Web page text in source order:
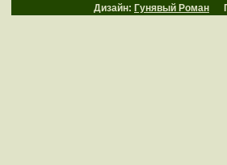
Дизайн: Гунявый Роман